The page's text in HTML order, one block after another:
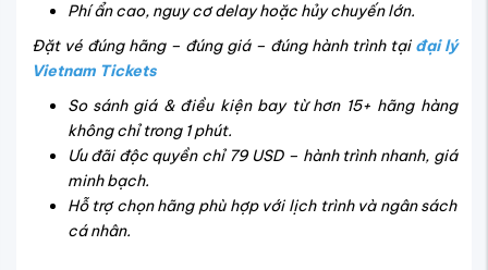
Phí ẩn cao, nguy cơ delay hoặc hủy chuyến lớn.
Đặt vé đúng hãng – đúng giá – đúng hành trình tại đại lý
Vietnam Tickets
So sánh giá & điều kiện bay từ hơn 15+ hãng hàng
không chỉ trong 1 phút.
Ưu đãi độc quyền chỉ 79 USD – hành trình nhanh, giá
minh bạch.
Hỗ trợ chọn hãng phù hợp với lịch trình và ngân sách
cá nhân.